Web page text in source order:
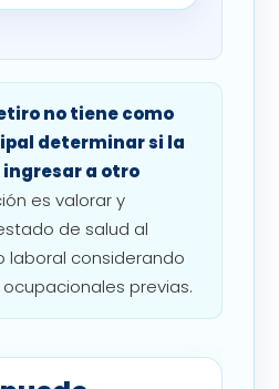
no tiene como
determinar si la
ingresar a otro
es valorar y
de salud al
laboral considerando
previas.